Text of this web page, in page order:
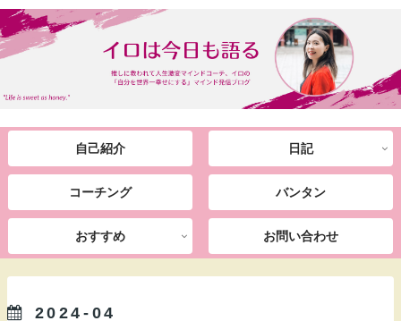
自己紹介 日記
コーチング バンタン
おすすめ お問い合わせ
2024-04